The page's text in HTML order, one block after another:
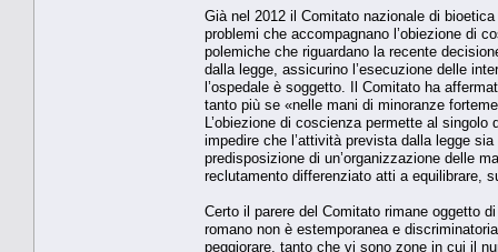
Già nel 2012 il Comitato nazionale di
problemi che accompagnano l’obiezione di
polemiche che riguardano la recente
dalla legge, assicurino l’esecuzione delle
l’ospedale è soggetto. Il Comitato ha
tanto più se «nelle mani di minoranze
L’obiezione di coscienza permette al
impedire che l’attività prevista dalla legge
predisposizione di un’organizzazione delle
reclutamento differenziato atti a equilibrare,
Certo il parere del Comitato rimane oggetto
romano non è estemporanea e
peggiorare, tanto che vi sono zone in cui il